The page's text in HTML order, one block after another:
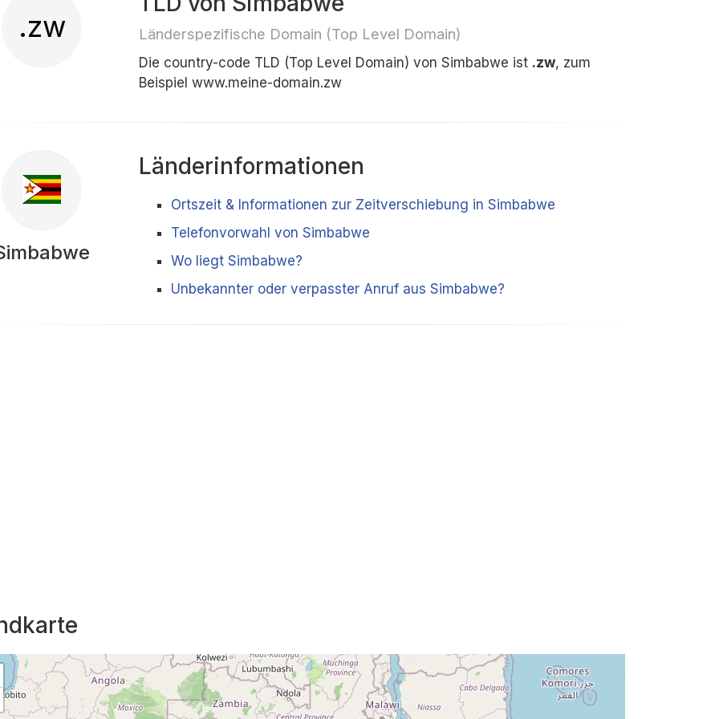
.zw Länderspezifische Domain (Top Level Domain)
Die country-code TLD (Top Level Domain) von Simbabwe ist .zw, zum
Beispiel www.meine-domain.zw
Länderinformationen
Ortszeit & Informationen zur Zeitverschiebung in Simbabwe
Telefonvorwahl von Simbabwe
Wo liegt Simbabwe?
Unbekannter oder verpasster Anruf aus Simbabwe?